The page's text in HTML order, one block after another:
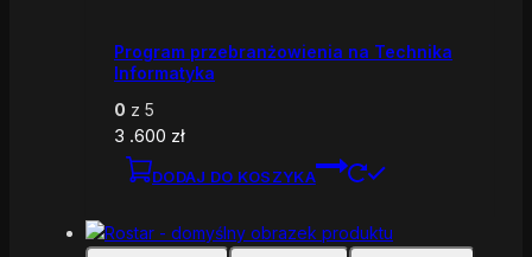
Program przebranżowienia na Technika
Informatyka
0 z 5
3 .600 zł
DODAJ DO KOSZYKA